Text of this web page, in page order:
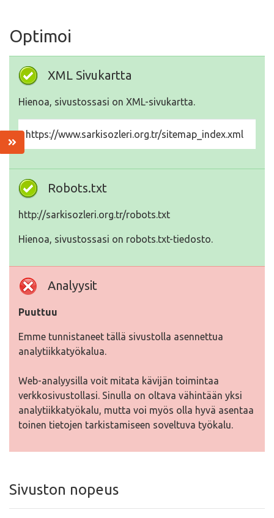
Optimoi
XML Sivukartta
Hienoa, sivustossasi on XML-sivukartta.
https://www.sarkisozleri.org.tr/sitemap_index.xml
Robots.txt
http://sarkisozleri.org.tr/robots.txt
Hienoa, sivustossasi on robots.txt-tiedosto.
Analyysit
Puuttuu
Emme tunnistaneet tällä sivustolla asennettua
analytiikkatyökalua.
Web-analyysilla voit mitata kävijän toimintaa
verkkosivustollasi. Sinulla on oltava vähintään yksi
analytiikkatyökalu, mutta voi myös olla hyvä asentaa
toinen tietojen tarkistamiseen soveltuva työkalu.
Sivuston nopeus